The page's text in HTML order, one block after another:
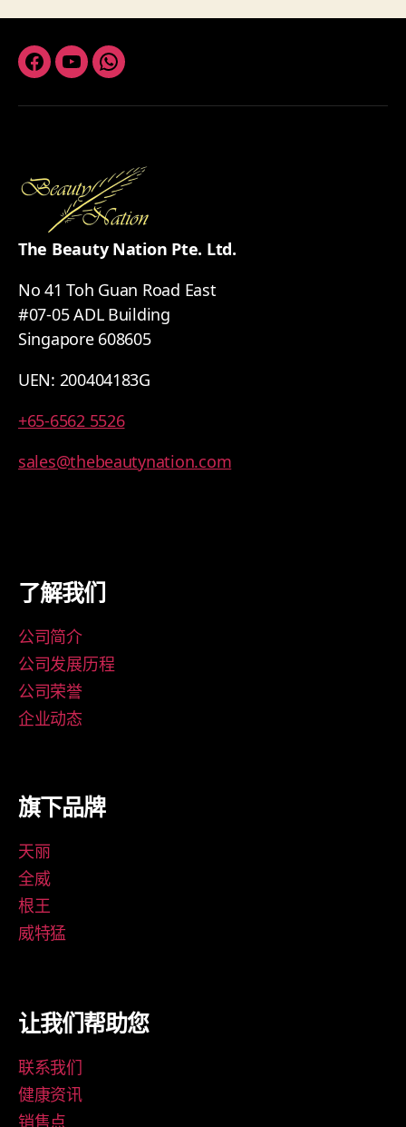
Facebook
YoutubeWhatsapp
The Beauty Nation Pte. Ltd.
No 41 Toh Guan Road East
#07-05 ADL Building
Singapore 608605
UEN: 200404183G
+65-6562 5526
sales@thebeautynation.com
了解我们
公司简介
公司发展历程
公司荣誉
企业动态
旗下品牌
天丽
全威
根王
威特猛
让我们帮助您
联系我们
健康资讯
销售点